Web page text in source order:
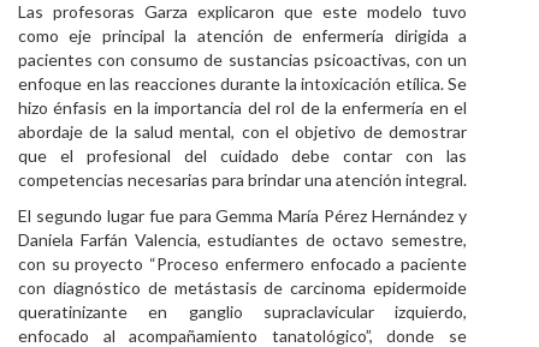
Las profesoras Garza explicaron que este modelo tuvo
como eje principal la atención de enfermería dirigida a
pacientes con consumo de sustancias psicoactivas, con un
enfoque en las reacciones durante la intoxicación etílica. Se
hizo énfasis en la importancia del rol de la enfermería en el
abordaje de la salud mental, con el objetivo de demostrar
que el profesional del cuidado debe contar con las
competencias necesarias para brindar una atención integral.
El segundo lugar fue para Gemma María Pérez Hernández y
Daniela Farfán Valencia, estudiantes de octavo semestre,
con su proyecto “Proceso enfermero enfocado a paciente
con diagnóstico de metástasis de carcinoma epidermoide
queratinizante en ganglio supraclavicular izquierdo,
enfocado al acompañamiento tanatológico”, donde se